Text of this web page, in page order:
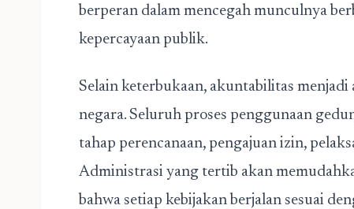
berperan dalam mencegah munculnya
kepercayaan publik.
Selain keterbukaan, akuntabilitas
negara. Seluruh proses penggunaan
tahap perencanaan, pengajuan izin,
Administrasi yang tertib akan
bahwa setiap kebijakan berjalan sesuai